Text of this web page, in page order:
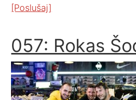
[Poslušaj]
057: Rokas